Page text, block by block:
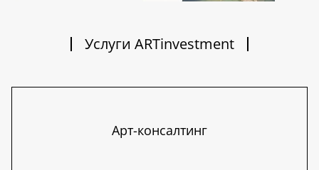
Услуги ARTinvestment
Арт-консалтинг